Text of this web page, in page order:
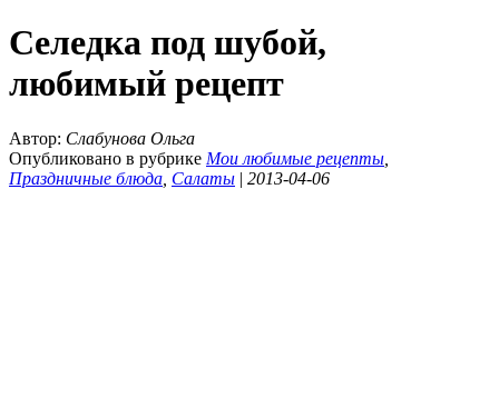
Селедка под шубой,
любимый рецепт
Автор: Слабунова Ольга
Опубликовано в рубрике Мои любимые рецепты
Праздничные блюда Салаты | 2013-04-06